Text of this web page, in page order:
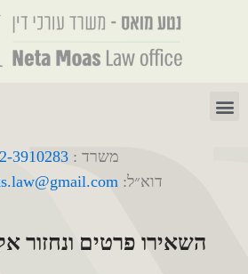
תפריט
משרד : 3910283
דוא״ל:
השאירו פרטים ונחזור